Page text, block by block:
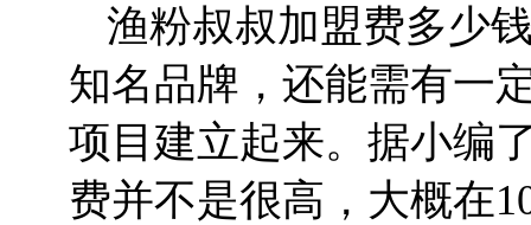
渔粉叔叔加盟费多少
知名品牌，还能需有一
项目建立起来。据小编
费并不是很高，大概在